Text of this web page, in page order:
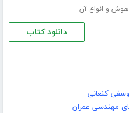
دانلود کتاب
کنعانی
مهندسی عمران